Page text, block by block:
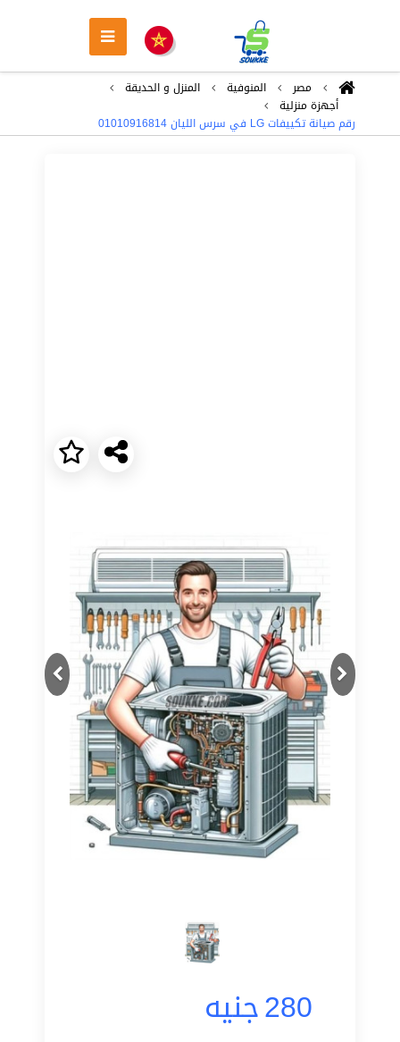
مصر المنوفية
المنزل و الحديقة
أجهزة منزلية
رقم صيانة تكييفات LG في سرس الليان 01010916814
Previous
Next
280جنيه